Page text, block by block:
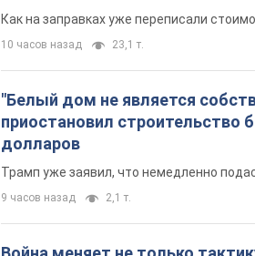
Как на заправках уже переписали
10 часов назад 23,1 т.
"Белый дом не является
приостановил строительство
долларов
Трамп уже заявил, что немедленно
9 часов назад 2,1 т.